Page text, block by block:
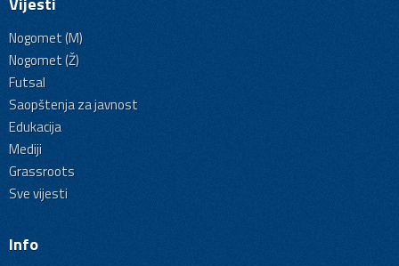
Nogomet (M)
Nogomet (Ž)
Futsal
Saopštenja za javnost
Edukacija
Mediji
Grassroots
Sve vijesti
Info